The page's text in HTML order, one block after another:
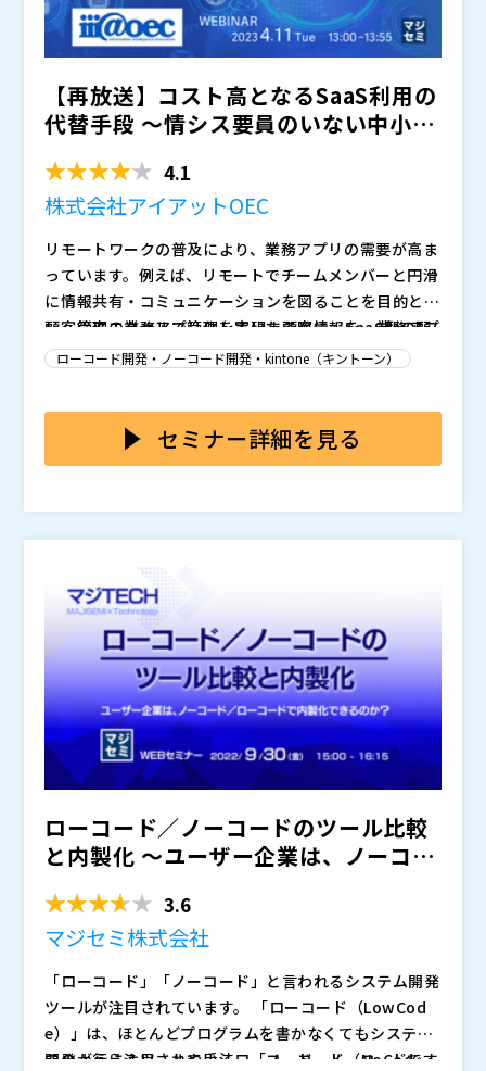
コロナの影響で加速したように感じている日本のデジタ
ル化、しかし世界のデジタル競争力ランキングは未だ毎
年落ちている。従来の企業組織構造によるIT／デジタル
化推進では企業の真のDXは進まない。
ICTの本質を今一度解きほぐし、企業がIT／デジタル化
を加速する為に必要な体制及び推進の課題を示し、どの
経験とNPO法人として多くの企業への対応を通じ得た
現場感覚に基づいた内容をご説明。
＜講演者プロフィール＞ 1979年松下電器産業株式会社
（現パナソニック株式会社）入社。三洋電機株式会社を
経て2013年1月にヤンマー株式会社に入社。その間、ア
メリカ松下電器5年、松下電器系合弁会社取締役3年、
三洋電機株式会社執行役員、関係会社社長3年を経験。
ヤンマー株式会社入社後、執行役員ビジネスシステム部
長就任。2018年6月に取締役就任。 2020年5月退任。
現在ＮＰＯ法人 ＣＩＯ Lounge理事長。
ビジネス変化や外部環境変化に伴い、企業はシステムも
即応していく必要があります。 そこには内製化が不可
欠ですが、一足飛びに文化を醸成をしていく事は厳しい
と考えます。
本セッションでは、内製化パターンを厳選お客様事例を
交え、DX営業部長が語ります。
す。価値あるサービスを提供していくために、どのよう
にして「お客様の声」を可視化し顧客理解を高めていく
くのか。
本セッションでは、弊社営業戦略部門トップによる顧客
とともに、CRM・SFA・基幹システムとの連携に欠かせ
会社（）
【再放送】コスト高となるSaaS利用の
代替手段 ～情シス要員のいない中小企
4.1
株式会社アイアットOEC
リモートワークの普及により、業務アプリの需要が高ま
っています。例えば、リモートでチームメンバーと円滑
に情報共有・コミュニケーションを図ることを目的と
し、従来エクセルで管理していた顧客情報を、業務アプ
リに移行するといったケースがあります。エクセルでは
顧客管理の業務アプリ化を実現する際に、SaaS型の顧
客管理システムを利用するのも1つの手段です。しか
ャーなサービスを利用すると、利用方法が難しい、コス
トが膨らんでしまい費用対効果が見合わないといった課
務アプリを導入するのか、どのように使っていけば良い
のか明確になっていないケースもあります。
小企業等での業務アプリ化のファーストステップは、低
コストで手軽に導入できることがポイントとなってきま
発することができる”ノーコード”が注目されています。
すが、目的や用途が明確になっていない、情シス要員の
いない中小企業が、本当にノーコードで業務アプリを開
で業務アプリを開発するにあたってのポイントを解説す
ると共に、その具体的な手段としてノーコードのサービ
スである ”＠pocket(アットポケット)”について紹介し
ます。 ・ エクセルでの顧客管理から脱却したい ・
業務アプリを使ってみたい ・ 何から手を付ければ良
いかイメージできていない ・ コストは極力抑えたい
・ ノーコードで本当に業務アプリが作れるのか？疑問
を持っている このようなお悩みをお持ちの方は、是非
本セミナーにご参加ください。
株式会社オープンソース活用研究所（
会社（）
ローコード開発・ノーコード開発・kintone（キントーン）
セミナー詳細を見る
ローコード／ノーコードのツール比較
と内製化 ～ユーザー企業は、ノーコー
3.6
マジセミ株式会社
「ローコード」「ノーコード」と言われるシステム開発
ツールが注目されています。 「ローコード（LowCod
e）」は、ほとんどプログラムを書かなくてもシステム
開発が行えるツールや手法、「ノーコード（NoCod
このように注目されているローコード、ノーコードです